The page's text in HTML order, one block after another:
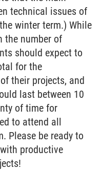
technical issues of
winter term.) While
the number of
should expect to
for the
their projects, and
last between 10
of time for
to attend all
Please be ready to
productive